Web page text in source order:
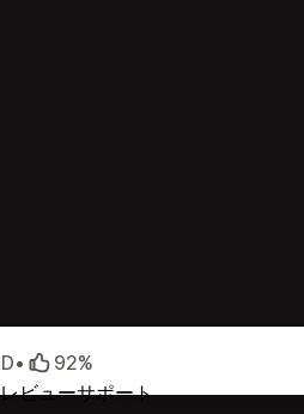
レビューサポート
• 92%